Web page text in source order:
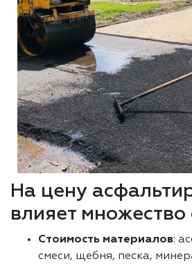
На цену
влияет
Стоимость материалов:
смеси, щебня, песка,